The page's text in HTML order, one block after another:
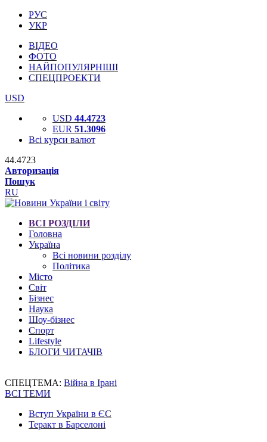
РУС
УКР
ВІДЕО
ФОТО
НАЙПОПУЛЯРНІШІ
СПЕЦПРОЕКТИ
USD
USD 44.4723
EUR 51.3096
Всі курси валют
44.4723
Авторизація
Пошук
RU
ВСІ РОЗДІЛИ
Головна
Україна
Всі новини розділу
Політика
Місто
Світ
Бізнес
Наука
Шоу-бізнес
Спорт
Lifestyle
БЛОГИ ЧИТАЧІВ
СПЕЦТЕМА: Війна в Ірані
ВСІ ТЕМИ
Вступ України в ЄС
Теракт в Барселоні